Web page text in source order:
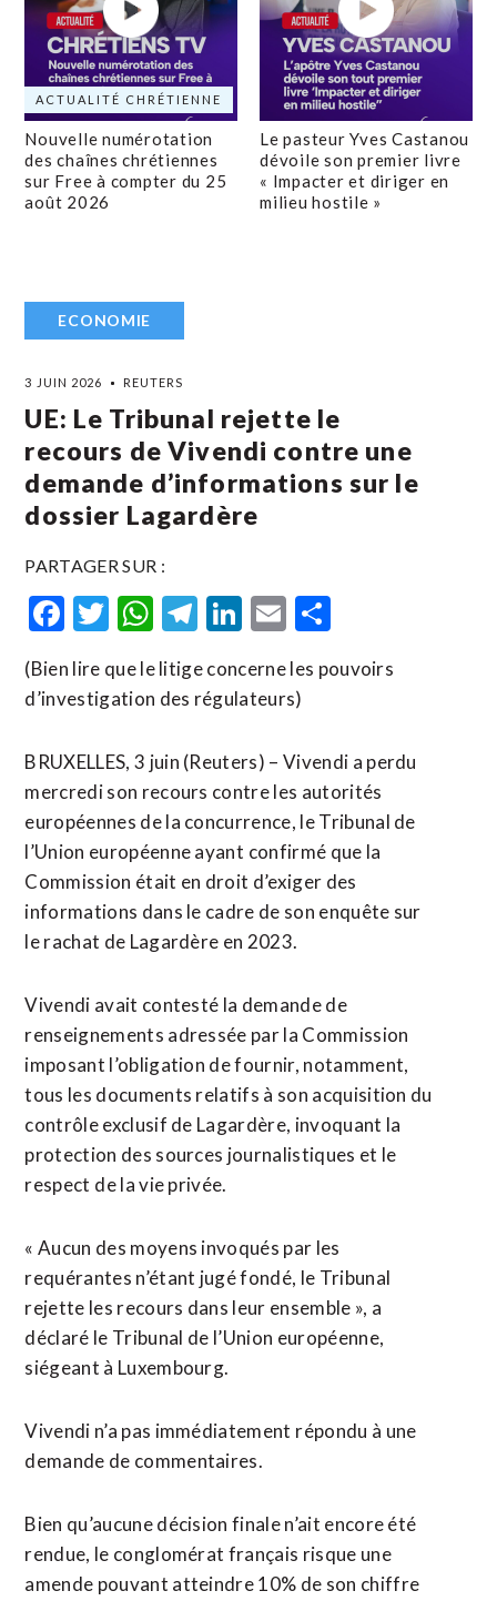
ACTUALITÉ CHRÉTIENNE
Nouvelle numérotation
des chaînes chrétiennes
sur Free à compter du 25
août 2026
Le pasteur Yves Castanou
dévoile son premier livre
« Impacter et diriger en
milieu hostile »
ECONOMIE
3 JUIN 2026 REUTERS
UE: Le Tribunal rejette le
recours de Vivendi contre une
demande d’informations sur le
dossier Lagardère
PARTAGER SUR :
Facebook
Twitter
WhatsApp
Telegram
LinkedIn
Email
(Bien lire que le litige concerne les pouvoirs
d’investigation des régulateurs)
BRUXELLES, 3 juin (Reuters) – Vivendi a perdu
mercredi son recours contre les autorités
européennes de la ​concurrence, ‌le Tribunal de
l’Union ​européenne ayant ⁠confirmé que la
Commission était en droit ‌d’exiger des
‌informations dans le cadre de son enquête sur
le rachat de Lagardère en 2023.
Vivendi avait ​contesté la demande de
renseignements adressée par la Commission
imposant l’obligation de fournir, notamment,
tous les documents relatifs à son acquisition du
contrôle exclusif de Lagardère, invoquant ⁠la
protection des sources journalistiques et le
respect ⁠de la vie privée.
« Aucun des moyens invoqués par les
requérantes n’étant jugé fondé, le Tribunal
rejette les recours dans leur ensemble », a
déclaré le Tribunal ⁠de ‌l’Union européenne,
siégeant à Luxembourg.
Vivendi n’a pas immédiatement ⁠répondu à une
demande de ​commentaires.
Bien qu’aucune ​décision finale n’ait encore été
rendue, le conglomérat français ​risque une
amende pouvant atteindre 10% de son chiffre